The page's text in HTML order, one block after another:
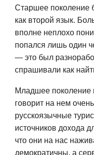
Старшее поколение
как второй язык.
вполне неплохо
попался лишь один
— это был
спрашивали как
Младшее поколение
говорит на нем
русскоязычные
источников дохода
что они на нас
демократичны, а